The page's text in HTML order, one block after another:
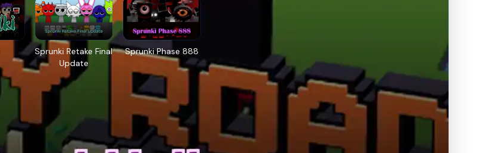
Sprunki Retake Final
Update
Sprunki Phase 888